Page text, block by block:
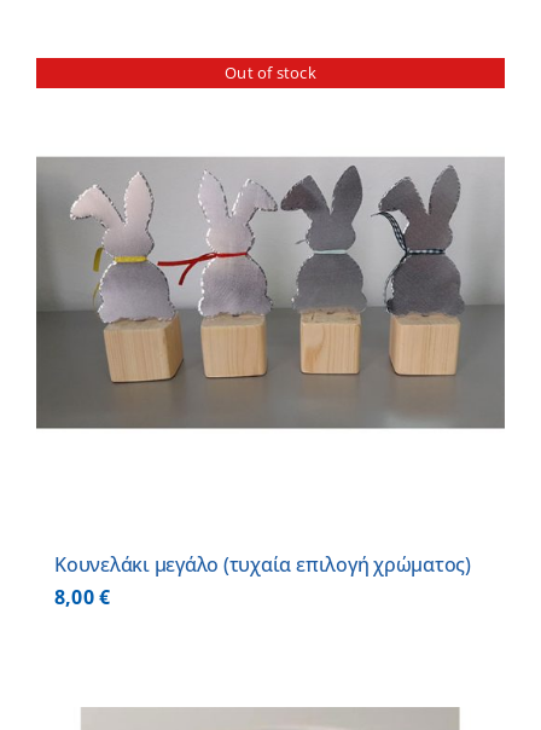
Out of stock
Κουνελάκι μεγάλο (τυχαία επιλογή χρώματος)
8,00€